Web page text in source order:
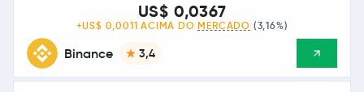
Binance 3,4
US$ 0,0367
+US$ 0,0011 ACIMA DO MERCADO (3,16%)